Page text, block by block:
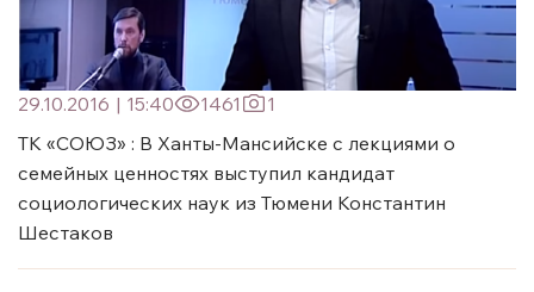
29.10.2016 | 15:40 1461
1
ТК «СОЮЗ» : В Ханты-Мансийске с лекциями о
семейных ценностях выступил кандидат
социологических наук из Тюмени Константин
Шестаков